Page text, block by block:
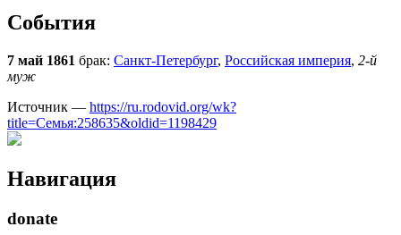
События
7 май 1861 брак: Санкт-Петербург, Российская империя, 2-й
муж
Источник — https://ru.rodovid.org/wk?
title=Семья:258635&oldid=1198429
Навигация
donate